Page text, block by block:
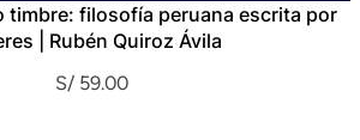
timbre: filosofía peruana escrita por
| Rubén Quiroz Ávila
S/59.00